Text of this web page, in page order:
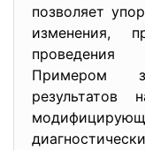
позволяет
изменения,
проведения
Примером